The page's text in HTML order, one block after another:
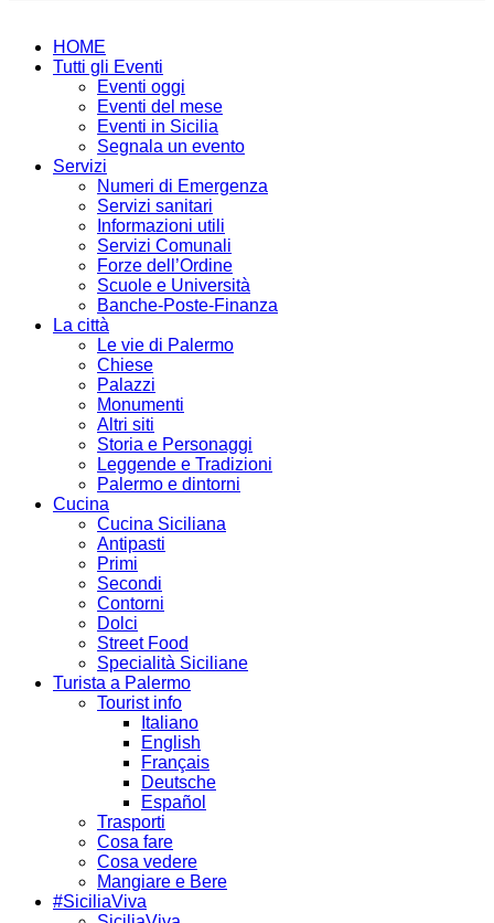
HOME
Tutti gli Eventi
Eventi oggi
Eventi del mese
Eventi in Sicilia
Segnala un evento
Servizi
Numeri di Emergenza
Servizi sanitari
Informazioni utili
Servizi Comunali
Forze dell’Ordine
Scuole e Università
Banche-Poste-Finanza
La città
Le vie di Palermo
Chiese
Palazzi
Monumenti
Altri siti
Storia e Personaggi
Leggende e Tradizioni
Palermo e dintorni
Cucina
Cucina Siciliana
Antipasti
Primi
Secondi
Contorni
Dolci
Street Food
Specialità Siciliane
Turista a Palermo
Tourist info
Italiano
English
Français
Deutsche
Español
Trasporti
Cosa fare
Cosa vedere
Mangiare e Bere
#SiciliaViva